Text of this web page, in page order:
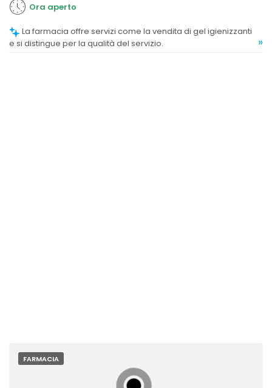
Ora aperto
e si distingue per la qualità del servizio.
»
FARMACIA